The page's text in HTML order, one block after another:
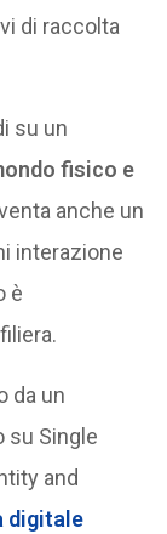
di raccolta
su un
fisico e
anche un
interazione
è
da un
su Single
and
digitale